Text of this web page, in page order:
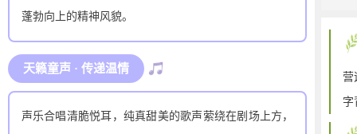
蓬勃向上的精神风貌。
天籁童声 · 传递温情
声乐合唱清脆悦耳，纯真甜美的歌声萦绕在剧场上方，
营
字